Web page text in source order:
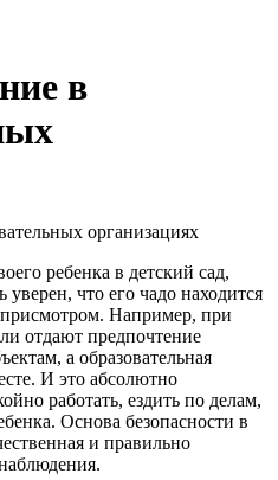
в
ребенка в детский сад,
что его чадо находится
Например, при
отдают предпочтение
а образовательная
И это абсолютно
работать, ездить по делам,
Основа безопасности в
и правильно